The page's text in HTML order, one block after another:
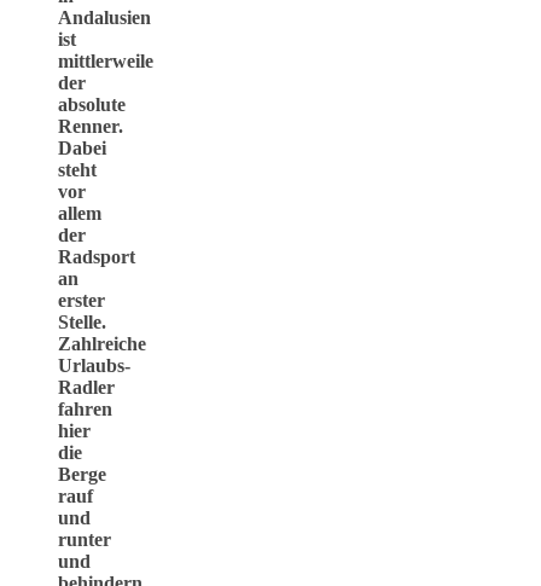
Andalusien
ist
mittlerweile
der
absolute
Renner.
Dabei
steht
vor
allem
der
Radsport
an
erster
Stelle.
Zahlreiche
Urlaubs-
Radler
fahren
hier
die
Berge
rauf
und
runter
und